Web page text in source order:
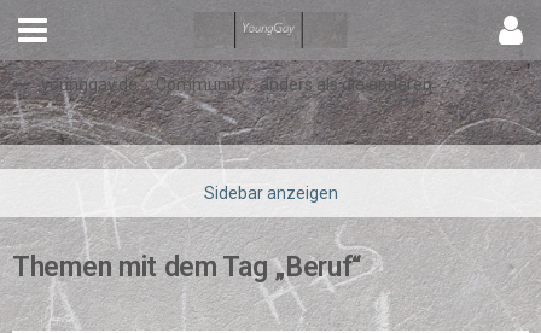
younggay.de ::: Community :: anders als die anderen
Themen mit dem Tag „Beruf“